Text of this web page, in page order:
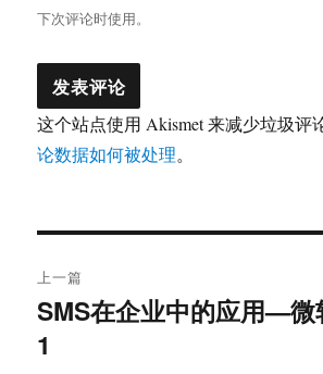
下次评论时使用。
这个站点使用 Akismet 来减少垃圾评
论数据如何被处理。
章
导
上一篇
上
篇
SMS在企业中的应用—微
1